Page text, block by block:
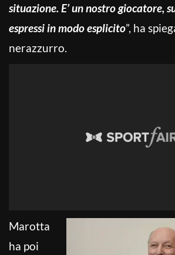
situazione. E’ un nostro giocatore,
espressi in modo esplicito”, ha
nerazzurro.
Marotta
ha poi